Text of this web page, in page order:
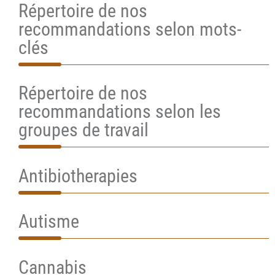
Répertoire de nos
recommandations selon mots-
clés
Répertoire de nos
recommandations selon les
groupes de travail
Antibiotherapies
Autisme
Cannabis